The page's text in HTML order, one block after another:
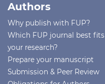
Authors
Why publish with FUP?
Which FUP journal best fits
your research?
Prepare your manuscript
Submission & Peer Review